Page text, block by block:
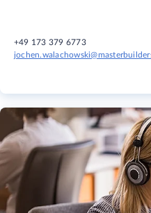
+49 173 379 6773